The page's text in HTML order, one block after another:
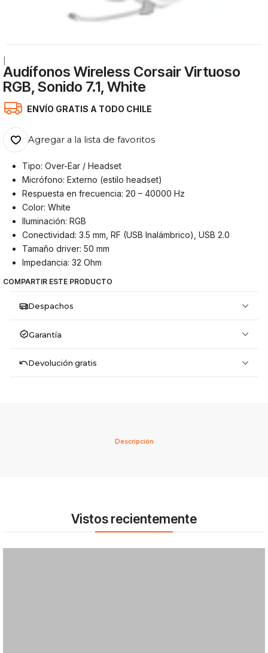
Audífonos Wireless Corsair Virtuoso
RGB, Sonido 7.1, White
ENVÍO GRATIS A TODO CHILE
Agregar a la lista de favoritos
Tipo: Over-Ear / Headset
Micrófono: Externo (estilo headset)
Respuesta en frecuencia: 20 – 40000 Hz
Color: White
Iluminación: RGB
Conectividad: 3.5 mm, RF (USB Inalámbrico), USB 2.0
Tamaño driver: 50 mm
Impedancia: 32 Ohm
COMPARTIR ESTE PRODUCTO
Despachos
Garantía
Devolución gratis
Descripción
Vistos recientemente